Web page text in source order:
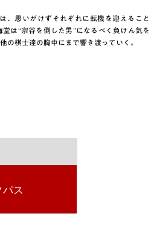
、思いがけずそれぞれに転機を迎えること
は“宗谷を倒した男”になるべく負けん気を
の棋士達の胸中にまで響き渡っていく。
ス